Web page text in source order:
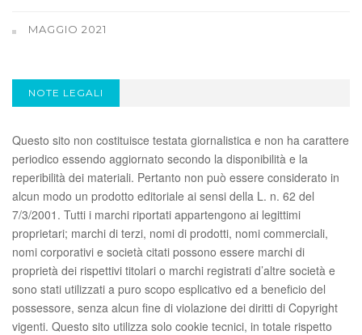
MAGGIO 2021
NOTE LEGALI
Questo sito non costituisce testata giornalistica e non ha carattere
periodico essendo aggiornato secondo la disponibilità e la
reperibilità dei materiali. Pertanto non può essere considerato in
alcun modo un prodotto editoriale ai sensi della L. n. 62 del
7/3/2001. Tutti i marchi riportati appartengono ai legittimi
proprietari; marchi di terzi, nomi di prodotti, nomi commerciali,
nomi corporativi e società citati possono essere marchi di
proprietà dei rispettivi titolari o marchi registrati d’altre società e
sono stati utilizzati a puro scopo esplicativo ed a beneficio del
possessore, senza alcun fine di violazione dei diritti di Copyright
vigenti. Questo sito utilizza solo cookie tecnici, in totale rispetto